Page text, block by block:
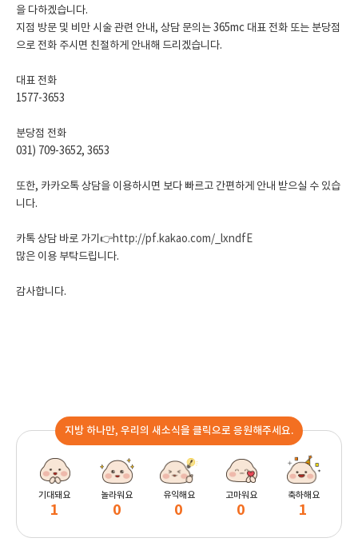
을 다하겠습니다.
지점 방문 및 비만 시술 관련 안내, 상담 문의는 365mc 대표 전화 또는 분당점
으로 전화 주시면 친절하게 안내해 드리겠습니다.
대표 전화
1577-3653
분당점 전화
031) 709-3652, 3653
또한, 카카오톡 상담을 이용하시면 보다 빠르고 간편하게 안내 받으실 수 있습
니다.
카톡 상담 바로 가기👉http://pf.kakao.com/_lxndfE
많은 이용 부탁드립니다.
감사합니다.
지방 하나만, 우리의 새소식을 클릭으로 응원해주세요.
기대돼요
1
놀라워요
0
유익해요
0
고마워요
0
축하해요
1